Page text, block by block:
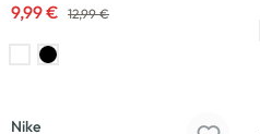
9,99 € 12,99 €
Nike